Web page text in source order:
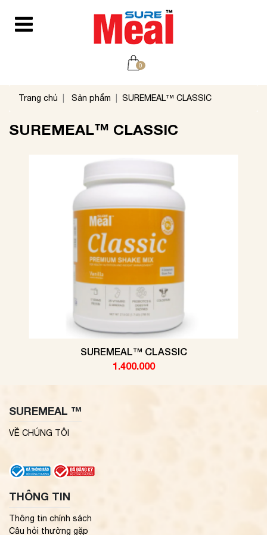
0
Trang chủ Sản phẩm SUREMEAL™ CLASSIC
SUREMEAL™ CLASSIC
SUREMEAL™ CLASSIC
1.400.000
SUREMEAL ™
VỀ CHÚNG TÔI
THÔNG TIN
Thông tin chính sách
Câu hỏi thường gặp